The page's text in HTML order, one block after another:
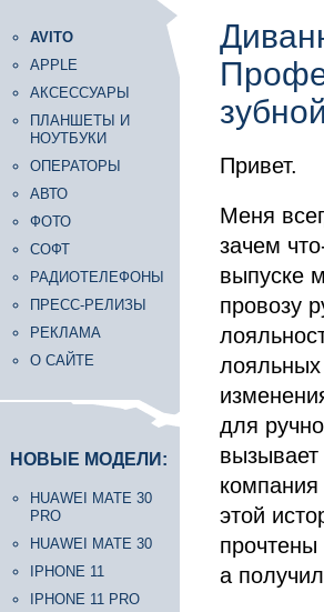
AVITO
APPLE
АКСЕССУАРЫ
ПЛАНШЕТЫ И
НОУТБУКИ
ОПЕРАТОРЫ
АВТО
ФОТО
СОФТ
РАДИОТЕЛЕФОНЫ
ПРЕСС-РЕЛИЗЫ
РЕКЛАМА
О САЙТЕ
НОВЫЕ МОДЕЛИ:
HUAWEI MATE 30
PRO
HUAWEI MATE 30
IPHONE 11
IPHONE 11 PRO
Привет.
Меня
зачем
выпуске
провозу
лояльных
для
компания
этой
прочтены
а